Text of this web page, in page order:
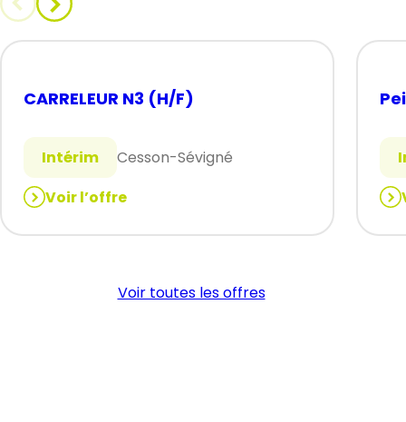
CARRELEUR N3 (H/F)
Intérim
Cesson-Sévigné
Voir l’offre
:
CARRELEUR
:
Voir toutes les offres